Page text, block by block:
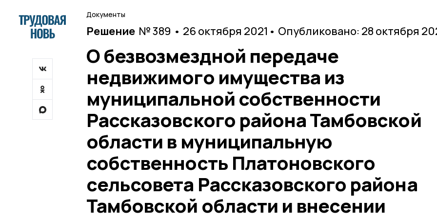
Документы
Решение № 389 • 26 октября 2021 • Опубликовано: 28 октября
О безвозмездной передаче
недвижимого имущества из
муниципальной собственности
Рассказовского района Тамбовской
области в муниципальную
собственность Платоновского
сельсовета Рассказовского района
Тамбовской области и внесении